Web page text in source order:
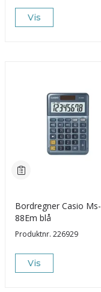
Vis
Bordregner Casio Ms-
88Em blå
Produktnr. 226929
Vis